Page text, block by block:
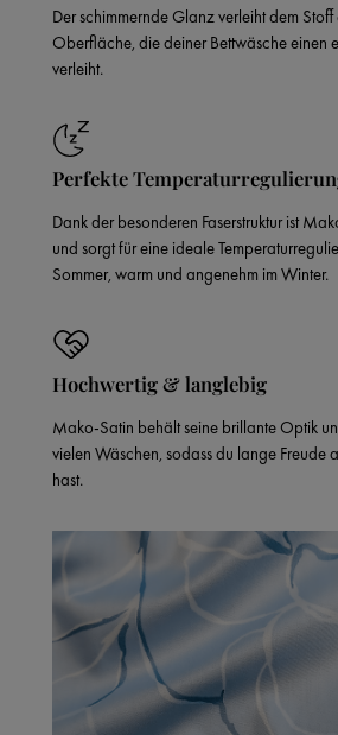
Der schimmernde Glanz verleiht dem
Oberfläche, die deiner Bettwäsche einen
verleiht.
Perfekte
Dank der besonderen Faserstruktur ist
und sorgt für eine ideale
Sommer, warm und angenehm im Winter.
Hochwertig & langlebig
Mako-Satin behält seine brillante Optik
vielen Wäschen, sodass du lange Freude
hast.